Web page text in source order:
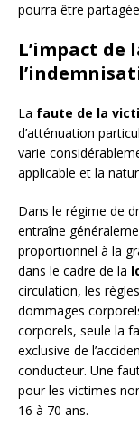
pourra être
L’impact
La faute de la
d’atténuation
varie
applicable et la
Dans le régime de
entraîne
proportionnel à la
dans le cadre de la
circulation, les
dommages
corporels, seule la
exclusive de
conducteur. Une
pour les victimes
16 à 70 ans.